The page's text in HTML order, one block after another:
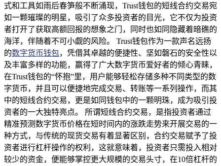
式和工具如雨后春笋般不断涌现，Trust钱包的短线合约交易宛
如一颗璀璨的明星，吸引了众多投资者的目光，它不仅为投资
者打开了获取高额回报的想象之门，同时也如同隐藏着暗礁的
海洋，伴随着不可小觑的风险。 Trust钱包作为一款声名远扬
的数字货币钱包，凭借其卓越的便捷性、坚如磐石的安全性以
及丰富多样的功能，赢得了广大数字货币爱好者的倾心青睐，
在Trust钱包的“怀抱”里，用户能够轻松存储多种不同类型的数
字货币，并且可以便捷地完成交易、转账等一系列操作，而其
中的短线合约交易，更是如同钱包中的一颗明珠，成为吸引投
资者的一大独特亮点。 所谓短线合约交易，是指投资者通过
精准预测数字货币价格在短时间内的涨跌走势来开展交易的一
种方式，与传统的现货交易有着显著区别，合约交易赋予了投
资者进行杠杆操作的权利，这就意味着，投资者只需投入相对
较少的资金，便能够掌控更大规模的交易头寸，在10倍杠杆的